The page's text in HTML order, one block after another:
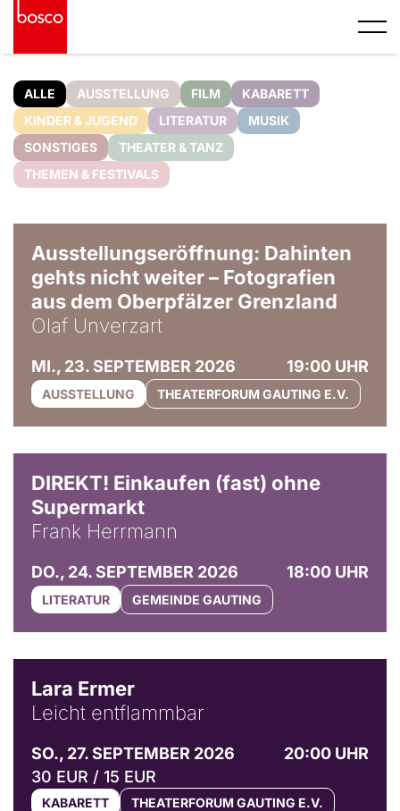
ALLE AUSSTELLUNG FILM
KABARETT
KINDER & JUGEND
LITERATUR
MUSIK
SONSTIGES
THEATER & TANZ
THEMEN & FESTIVALS
Ausstellungseröffnung: Dahinten
gehts nicht weiter – Fotografien
aus dem Oberpfälzer Grenzland
Olaf Unverzart
MI., 23. SEPTEMBER 2026 19:00 UHR
AUSSTELLUNG THEATERFORUM GAUTING E.V.
DIREKT! Einkaufen (fast) ohne
Supermarkt
Frank Herrmann
DO., 24. SEPTEMBER 2026 18:00 UHR
LITERATUR GEMEINDE GAUTING
Lara Ermer
Leicht entflammbar
SO., 27. SEPTEMBER 2026
20:00 UHR
30 EUR / 15 EUR
KABARETT THEATERFORUM GAUTING E.V.